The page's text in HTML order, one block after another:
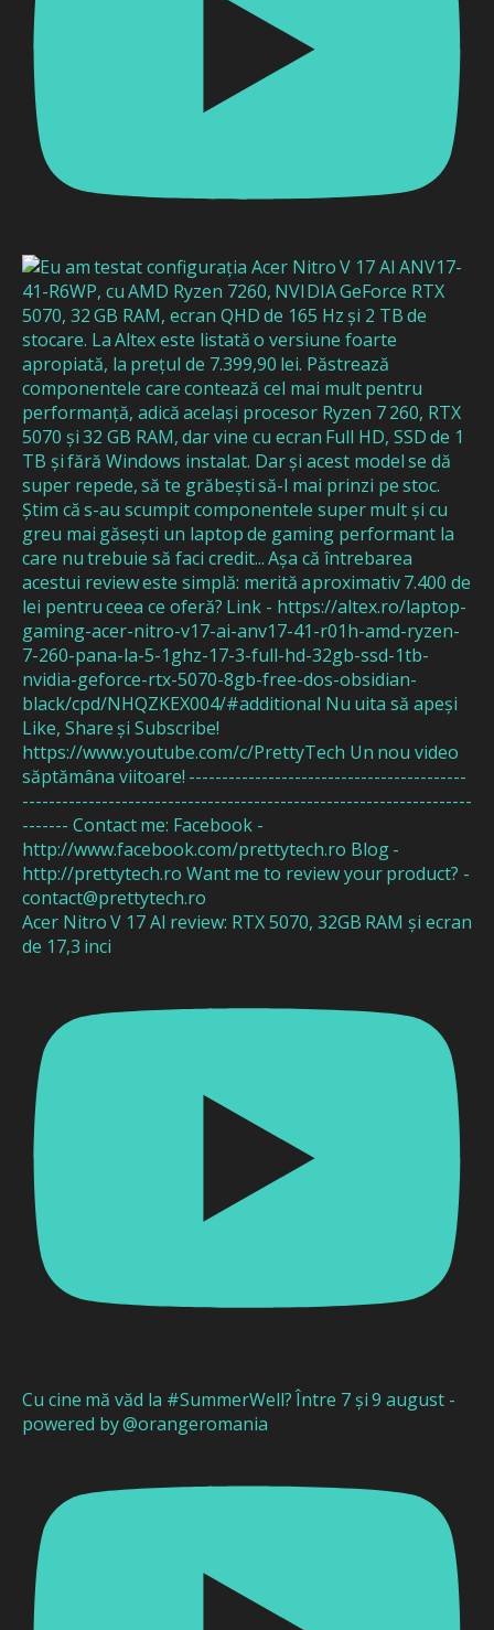
Acer Nitro V 17 AI review: RTX 5070, 32GB RAM și ecran
de 17,3 inci
Cu cine mă văd la #SummerWell? Între 7 și 9 august -
powered by @orangeromania